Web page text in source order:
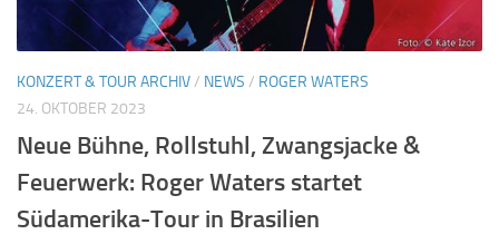
KONZERT & TOUR ARCHIV/ NEWS / ROGER WATERS
24. OKTOBER 2023
Neue Bühne, Rollstuhl, Zwangsjacke &
Feuerwerk: Roger Waters startet
Südamerika-Tour in Brasilien